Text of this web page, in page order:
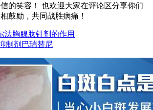
的笑容！ 也欢迎大家在评论区分享你们
鼓励，共同战胜病痛！
法胸腺肽针剂的作用
制剂巴瑞替尼